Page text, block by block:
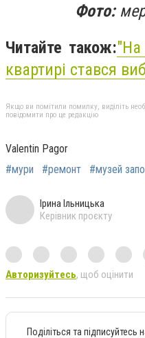
Фото:
Читайте також:"На
квартирі стався
Якщо ви помітили помилку, виділіть
повідомити про це редакцію
Valentin Pagor
#мури
#ремонт #музей
Ірина Ільницька
Керівник проєкту
Авторизуйтесь, щоб оцінити
Поділіться та підписуйтесь